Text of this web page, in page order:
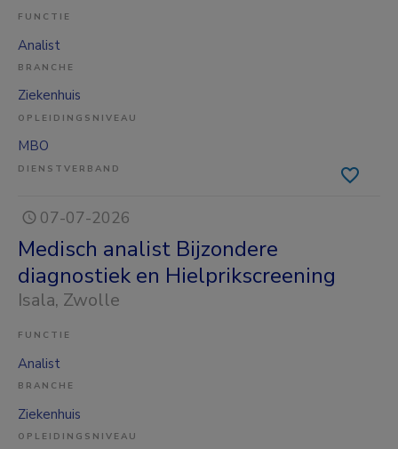
FUNCTIE
Analist
BRANCHE
Ziekenhuis
OPLEIDINGSNIVEAU
MBO
DIENSTVERBAND
07-07-2026
Medisch analist Bijzondere
diagnostiek en Hielprikscreening
Isala, Zwolle
FUNCTIE
Analist
BRANCHE
Ziekenhuis
OPLEIDINGSNIVEAU